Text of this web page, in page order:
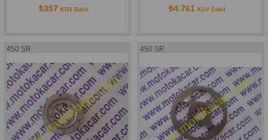
₺357 KDV Dahil ₺4.761 KDV Dahil
450 SR 450 SR